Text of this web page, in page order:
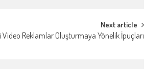
Next article
Video Reklamlar Oluşturmaya Yönelik İpuçları